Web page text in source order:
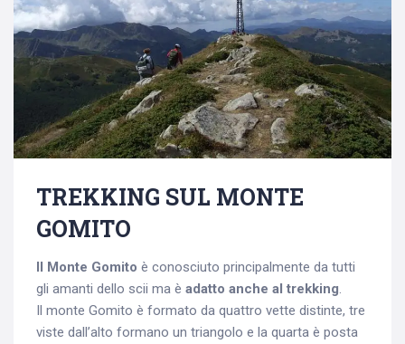
TREKKING SUL MONTE
GOMITO
Il Monte Gomito è conosciuto principalmente da tutti
gli amanti dello scii ma è adatto anche al trekking
Il monte Gomito è formato da quattro vette distinte, tre
viste dall’alto formano un triangolo e la quarta è posta